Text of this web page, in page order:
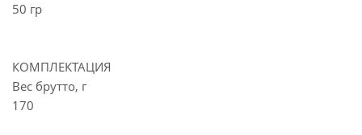
50 гр
КОМПЛЕКТАЦИЯ
Вес брутто, г
170